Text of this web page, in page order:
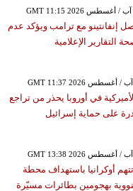
إنفانتينو مع ترامب ويؤكد عدم
التقارير الإعلامية
في أوروبا يحذر من تراجع
على حماية إسرائيل
أوكرانيا باستهداف محطة
بهجومين بطائرات مسيّرة